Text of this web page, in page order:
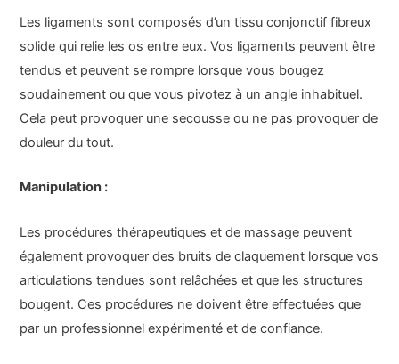
Les ligaments sont composés d’un tissu conjonctif fibreux
solide qui relie les os entre eux. Vos ligaments peuvent être
tendus et peuvent se rompre lorsque vous bougez
soudainement ou que vous pivotez à un angle inhabituel.
Cela peut provoquer une secousse ou ne pas provoquer de
douleur du tout.
Manipulation :
Les procédures thérapeutiques et de massage peuvent
également provoquer des bruits de claquement lorsque vos
articulations tendues sont relâchées et que les structures
bougent. Ces procédures ne doivent être effectuées que
par un professionnel expérimenté et de confiance.